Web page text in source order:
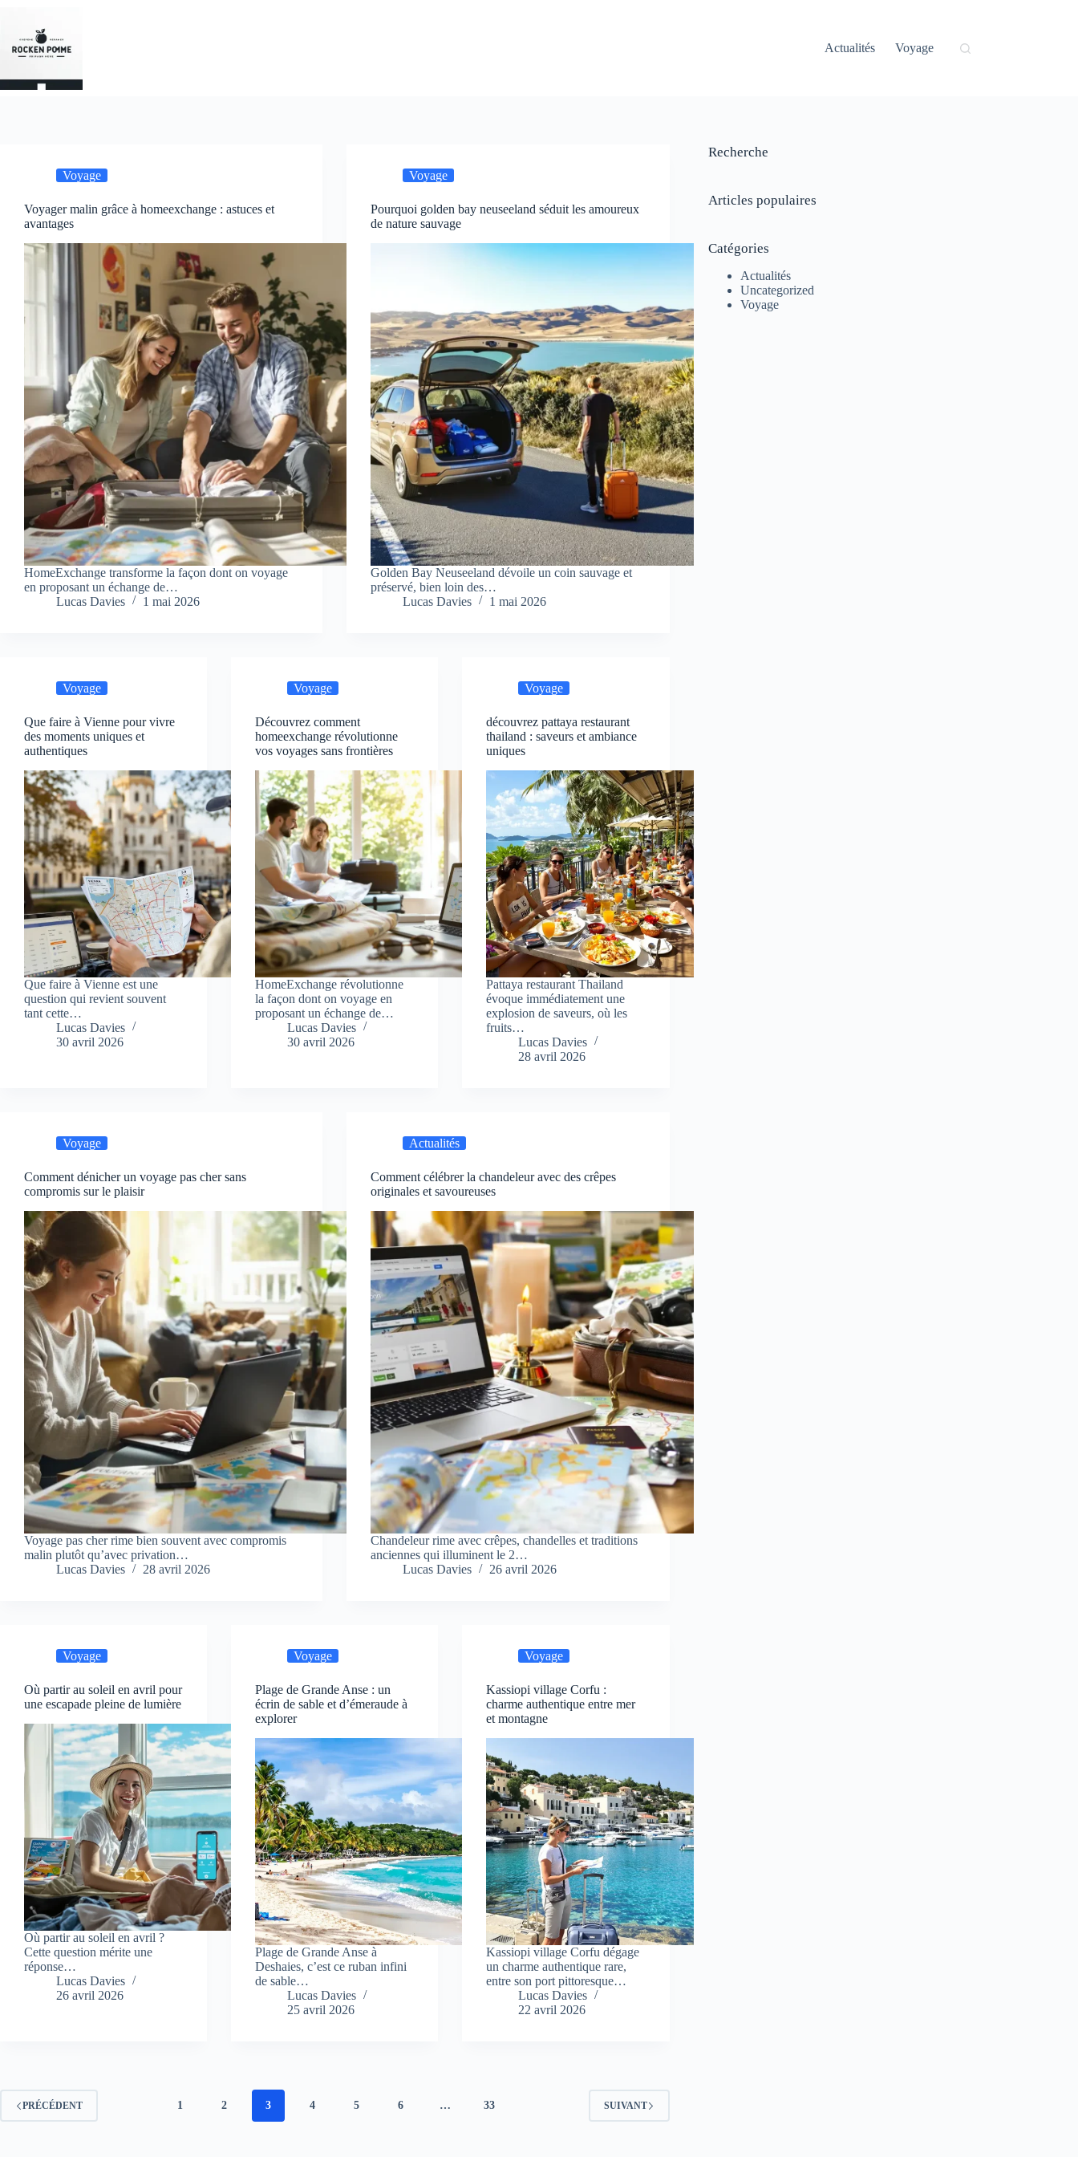
contenu
Actualités
Voyage
Voyage
Voyager malin grâce à homeexchange : astuces et
avantages
HomeExchange transforme la façon dont on voyage
en proposant un échange de…
Lucas Davies
1 mai 2026
Voyage
Pourquoi golden bay neuseeland séduit les amoureux
de nature sauvage
Golden Bay Neuseeland dévoile un coin sauvage et
préservé, bien loin des…
Lucas Davies
1 mai 2026
Voyage
Que faire à Vienne pour vivre
des moments uniques et
authentiques
Que faire à Vienne est une
question qui revient souvent
tant cette…
Lucas Davies
30 avril 2026
Voyage
Découvrez comment
homeexchange révolutionne
vos voyages sans frontières
HomeExchange révolutionne
la façon dont on voyage en
proposant un échange de…
Lucas Davies
30 avril 2026
Voyage
découvrez pattaya restaurant
thailand : saveurs et ambiance
uniques
Pattaya restaurant Thailand
évoque immédiatement une
explosion de saveurs, où les
fruits…
Lucas Davies
28 avril 2026
Voyage
Comment dénicher un voyage pas cher sans
compromis sur le plaisir
Voyage pas cher rime bien souvent avec compromis
malin plutôt qu’avec privation…
Lucas Davies
28 avril 2026
Actualités
Comment célébrer la chandeleur avec des crêpes
originales et savoureuses
Chandeleur rime avec crêpes, chandelles et traditions
anciennes qui illuminent le 2…
Lucas Davies
26 avril 2026
Voyage
Où partir au soleil en avril pour
une escapade pleine de lumière
Où partir au soleil en avril ?
Cette question mérite une
réponse…
Lucas Davies
26 avril 2026
Voyage
Plage de Grande Anse : un
écrin de sable et d’émeraude à
explorer
Plage de Grande Anse à
Deshaies, c’est ce ruban infini
de sable…
Lucas Davies
25 avril 2026
Voyage
Kassiopi village Corfu :
charme authentique entre mer
et montagne
Kassiopi village Corfu dégage
un charme authentique rare,
entre son port pittoresque…
Lucas Davies
22 avril 2026
PRÉCÉDENT 1 2 3 4 5 6 … 33 SUIVANT
Recherche
Articles populaires
Catégories
Actualités
Uncategorized
Voyage